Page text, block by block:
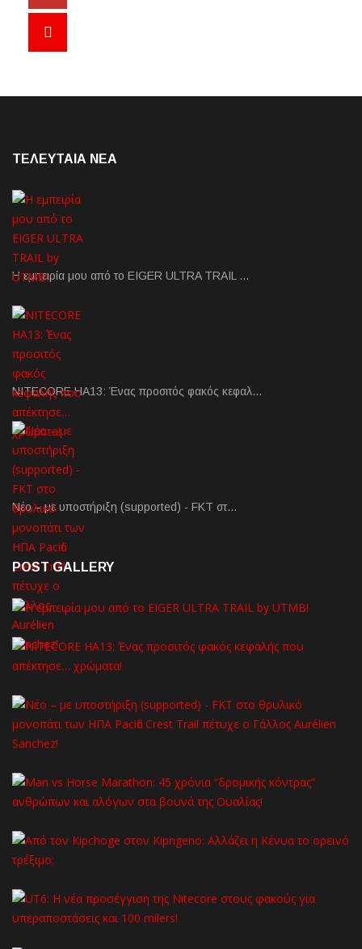
ΤΕΛΕΥΤΑΙΑ NEA
Η εμπειρία μου από το EIGER ULTRA TRAIL …
NITECORE HA13: Ένας προσιτός φακός κεφαλ…
Νέο – με υποστήριξη (supported) - FKT στ…
POST GALLERY